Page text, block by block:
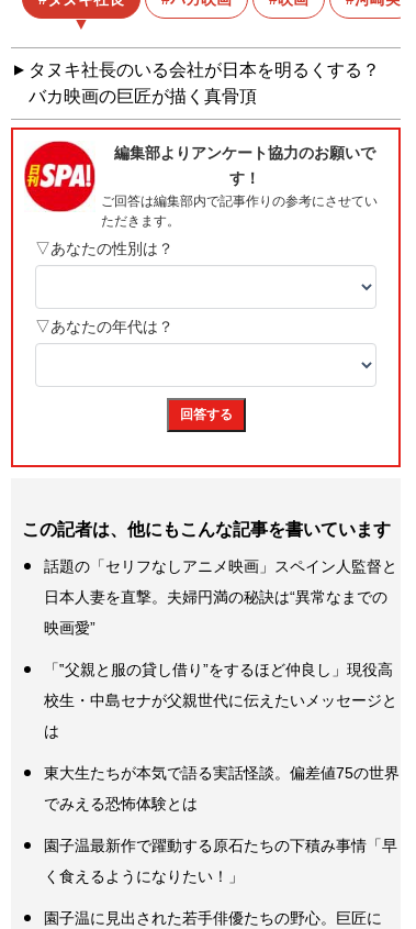
タヌキ社長のいる会社が日本を明るくする？
バカ映画の巨匠が描く真骨頂
この記者は、他にもこんな記事を書いています
話題の「セリフなしアニメ映画」スペイン人監督と
日本人妻を直撃。夫婦円満の秘訣は“異常なまでの
映画愛”
「‟父親と服の貸し借り”をするほど仲良し」現役高
校生・中島セナが父親世代に伝えたいメッセージと
は
東大生たちが本気で語る実話怪談。偏差値75の世界
でみえる恐怖体験とは
園子温最新作で躍動する原石たちの下積み事情「早
く食えるようになりたい！」
園子温に見出された若手俳優たちの野心。巨匠に